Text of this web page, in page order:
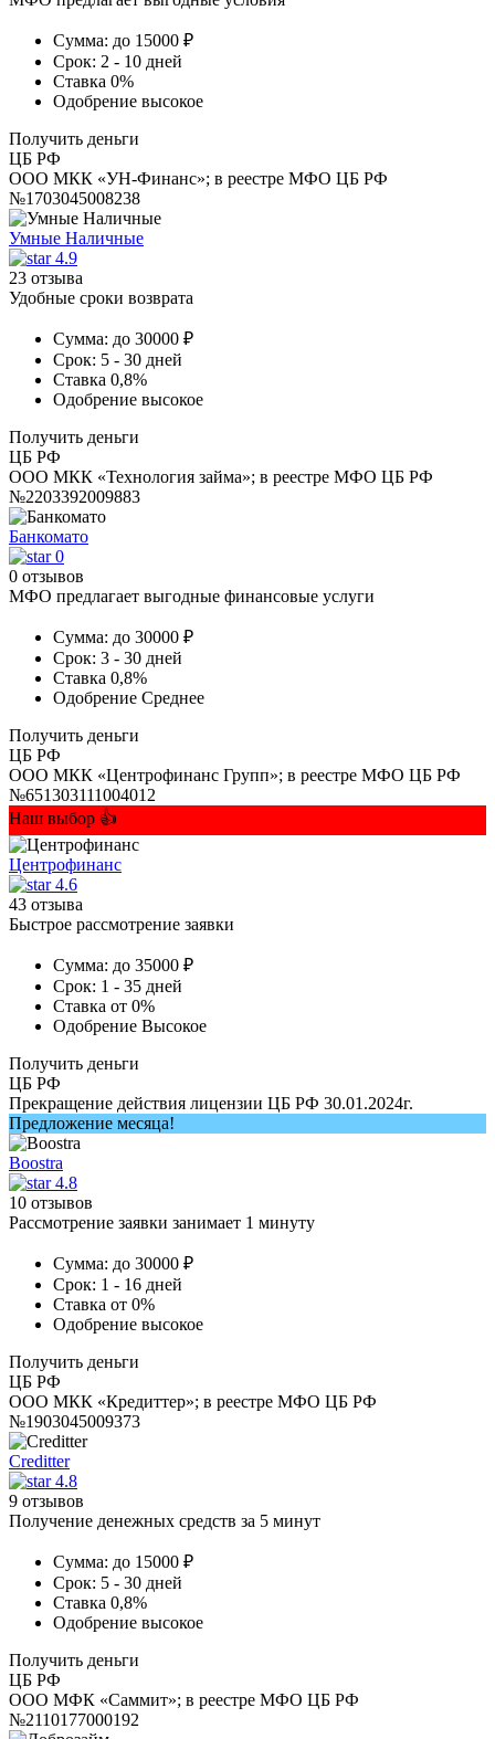
Сумма: до 15000 ₽
Срок: 2 - 10 дней
Ставка 0%
Одобрение высокое
Получить деньги
ЦБ РФ
ООО МКК «УН-Финанс»; в реестре МФО ЦБ РФ
№1703045008238
Умные Наличные
4.9
23 отзыва
Удобные сроки возврата
Сумма: до 30000 ₽
Срок: 5 - 30 дней
Ставка 0,8%
Одобрение высокое
Получить деньги
ЦБ РФ
ООО МКК «Технология займа»; в реестре МФО ЦБ РФ
№2203392009883
Банкомато
0
0 отзывов
МФО предлагает выгодные финансовые услуги
Сумма: до 30000 ₽
Срок: 3 - 30 дней
Ставка 0,8%
Одобрение Среднее
Получить деньги
ЦБ РФ
ООО МКК «Центрофинанс Групп»; в реестре МФО ЦБ РФ
№651303111004012
Наш выбор 👍
Центрофинанс
4.6
43 отзыва
Быстрое рассмотрение заявки
Сумма: до 35000 ₽
Срок: 1 - 35 дней
Ставка от 0%
Одобрение Высокое
Получить деньги
ЦБ РФ
Прекращение действия лицензии ЦБ РФ 30.01.2024г.
Предложение месяца!
Boostra
4.8
10 отзывов
Рассмотрение заявки занимает 1 минуту
Сумма: до 30000 ₽
Срок: 1 - 16 дней
Ставка от 0%
Одобрение высокое
Получить деньги
ЦБ РФ
ООО МКК «Кредиттер»; в реестре МФО ЦБ РФ
№1903045009373
Creditter
4.8
9 отзывов
Получение денежных средств за 5 минут
Сумма: до 15000 ₽
Срок: 5 - 30 дней
Ставка 0,8%
Одобрение высокое
Получить деньги
ЦБ РФ
ООО МФК «Саммит»; в реестре МФО ЦБ РФ
№2110177000192